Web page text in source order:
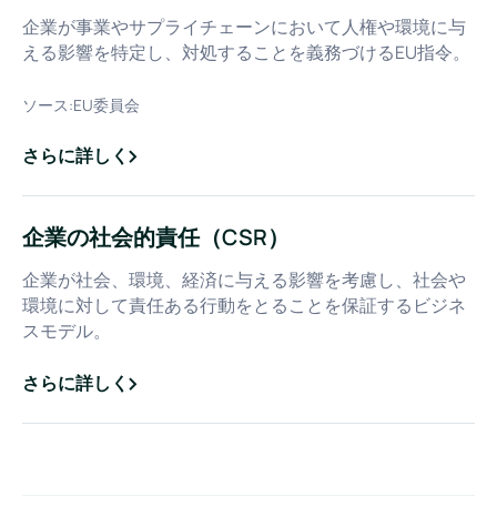
企業が事業やサプライチェーンにおいて人権や環境に与
える影響を特定し、対処することを義務づけるEU指令。
ソース:EU委員会
さらに詳しく
about
企業持続可能性デュー・ディリジェンス指令（CSDDD）
企業の社会的責任（CSR）
企業が社会、環境、経済に与える影響を考慮し、社会や
環境に対して責任ある行動をとることを保証するビジネ
スモデル。
さらに詳しく
about
企業の社会的責任（CSR）